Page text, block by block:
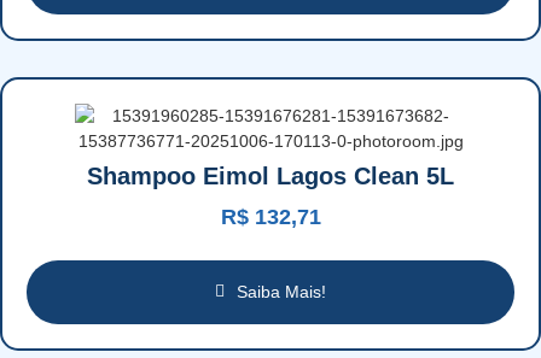
Shampoo Eimol Lagos Clean 5L
R$132,71
Saiba Mais!